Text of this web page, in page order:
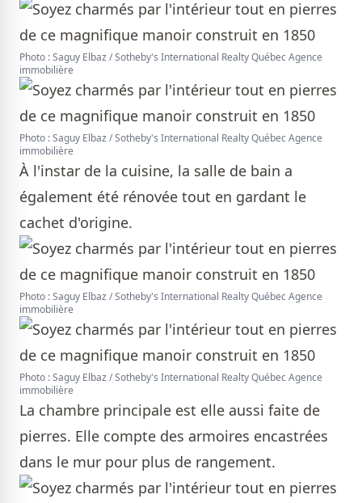
Photo : Saguy Elbaz / Sotheby's International Realty Québec Agence
immobilière
Photo : Saguy Elbaz / Sotheby's International Realty Québec Agence
immobilière
À l'instar de la cuisine, la salle de bain a
également été rénovée tout en gardant le
cachet d'origine.
Photo : Saguy Elbaz / Sotheby's International Realty Québec Agence
immobilière
Photo : Saguy Elbaz / Sotheby's International Realty Québec Agence
immobilière
La chambre principale est elle aussi faite de
pierres. Elle compte des armoires encastrées
dans le mur pour plus de rangement.